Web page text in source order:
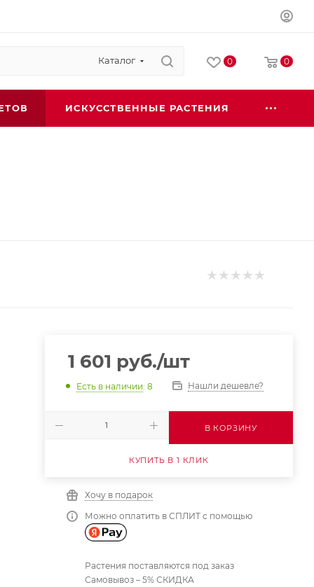
Каталог 0 0
ИСКУССТВЕННЫЕ РАСТЕНИЯ
1 601 руб./шт
Есть в наличии: 8 Нашли дешевле?
В КОРЗИНУ
КУПИТЬ В 1 КЛИК
Хочу в подарок
Можно оплатить в СПЛИТ с помощью
Растения поставляются под заказ
Самовывоз – 5% СКИДКА